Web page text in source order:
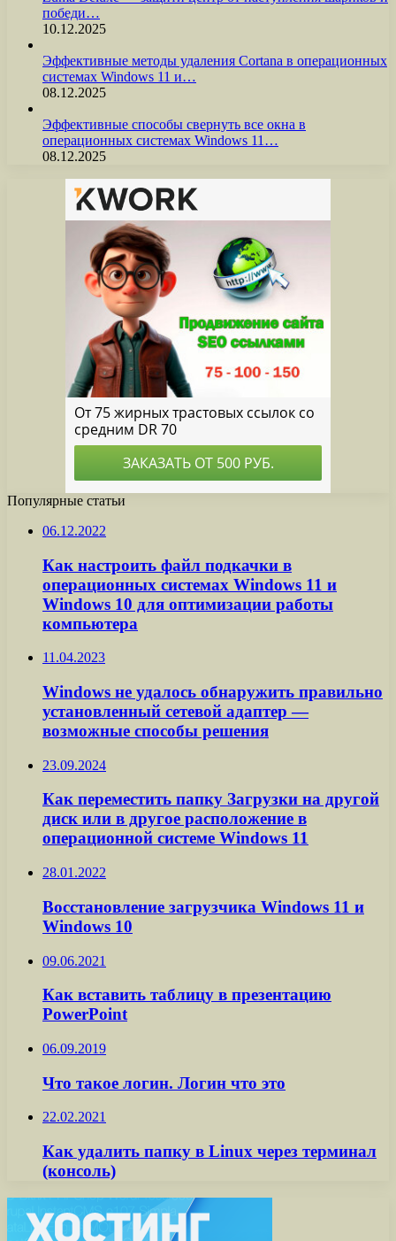
победи…
10.12.2025
Эффективные методы удаления Cortana в операционных
системах Windows 11 и…
08.12.2025
Эффективные способы свернуть все окна в
операционных системах Windows 11…
08.12.2025
Популярные статьи
06.12.2022
Как настроить файл подкачки в
операционных системах Windows 11 и
Windows 10 для оптимизации работы
компьютера
11.04.2023
Windows не удалось обнаружить правильно
установленный сетевой адаптер —
возможные способы решения
23.09.2024
Как переместить папку Загрузки на другой
диск или в другое расположение в
операционной системе Windows 11
28.01.2022
Восстановление загрузчика Windows 11 и
Windows 10
09.06.2021
Как вставить таблицу в презентацию
PowerPoint
06.09.2019
Что такое логин. Логин что это
22.02.2021
Как удалить папку в Linux через терминал
(консоль)